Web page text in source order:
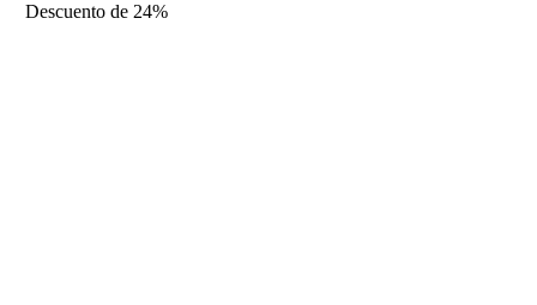
precios:
Descuento de 24%